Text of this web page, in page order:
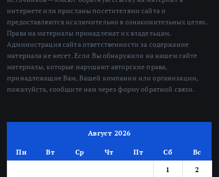
интернете или присланы посетителями сайта и
предоставляются исключительно в ознакомительных целях.
Права на материалы принадлежат их владельцам.
Администрация сайта ответственности за содержание
материала не несет. Если Вы обнаружили на нашем сайте
материалы, которые нарушают авторские права,
принадлежащие Вам, Вашей компании или организации,
пожалуйста, сообщите нам через форму обратной связи.
Август 2026
Пн Вт Ср Чт Пт Сб
Вс
1
2